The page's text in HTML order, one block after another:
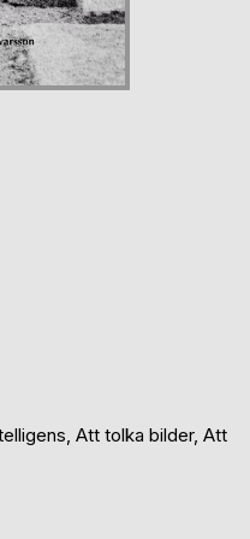
Att tolka bilder, Att